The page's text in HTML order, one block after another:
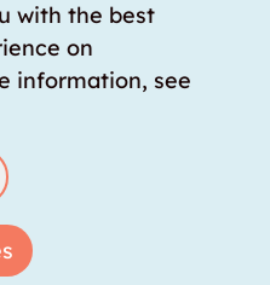
storage room?
cost?
policy
with the best
on
information, see